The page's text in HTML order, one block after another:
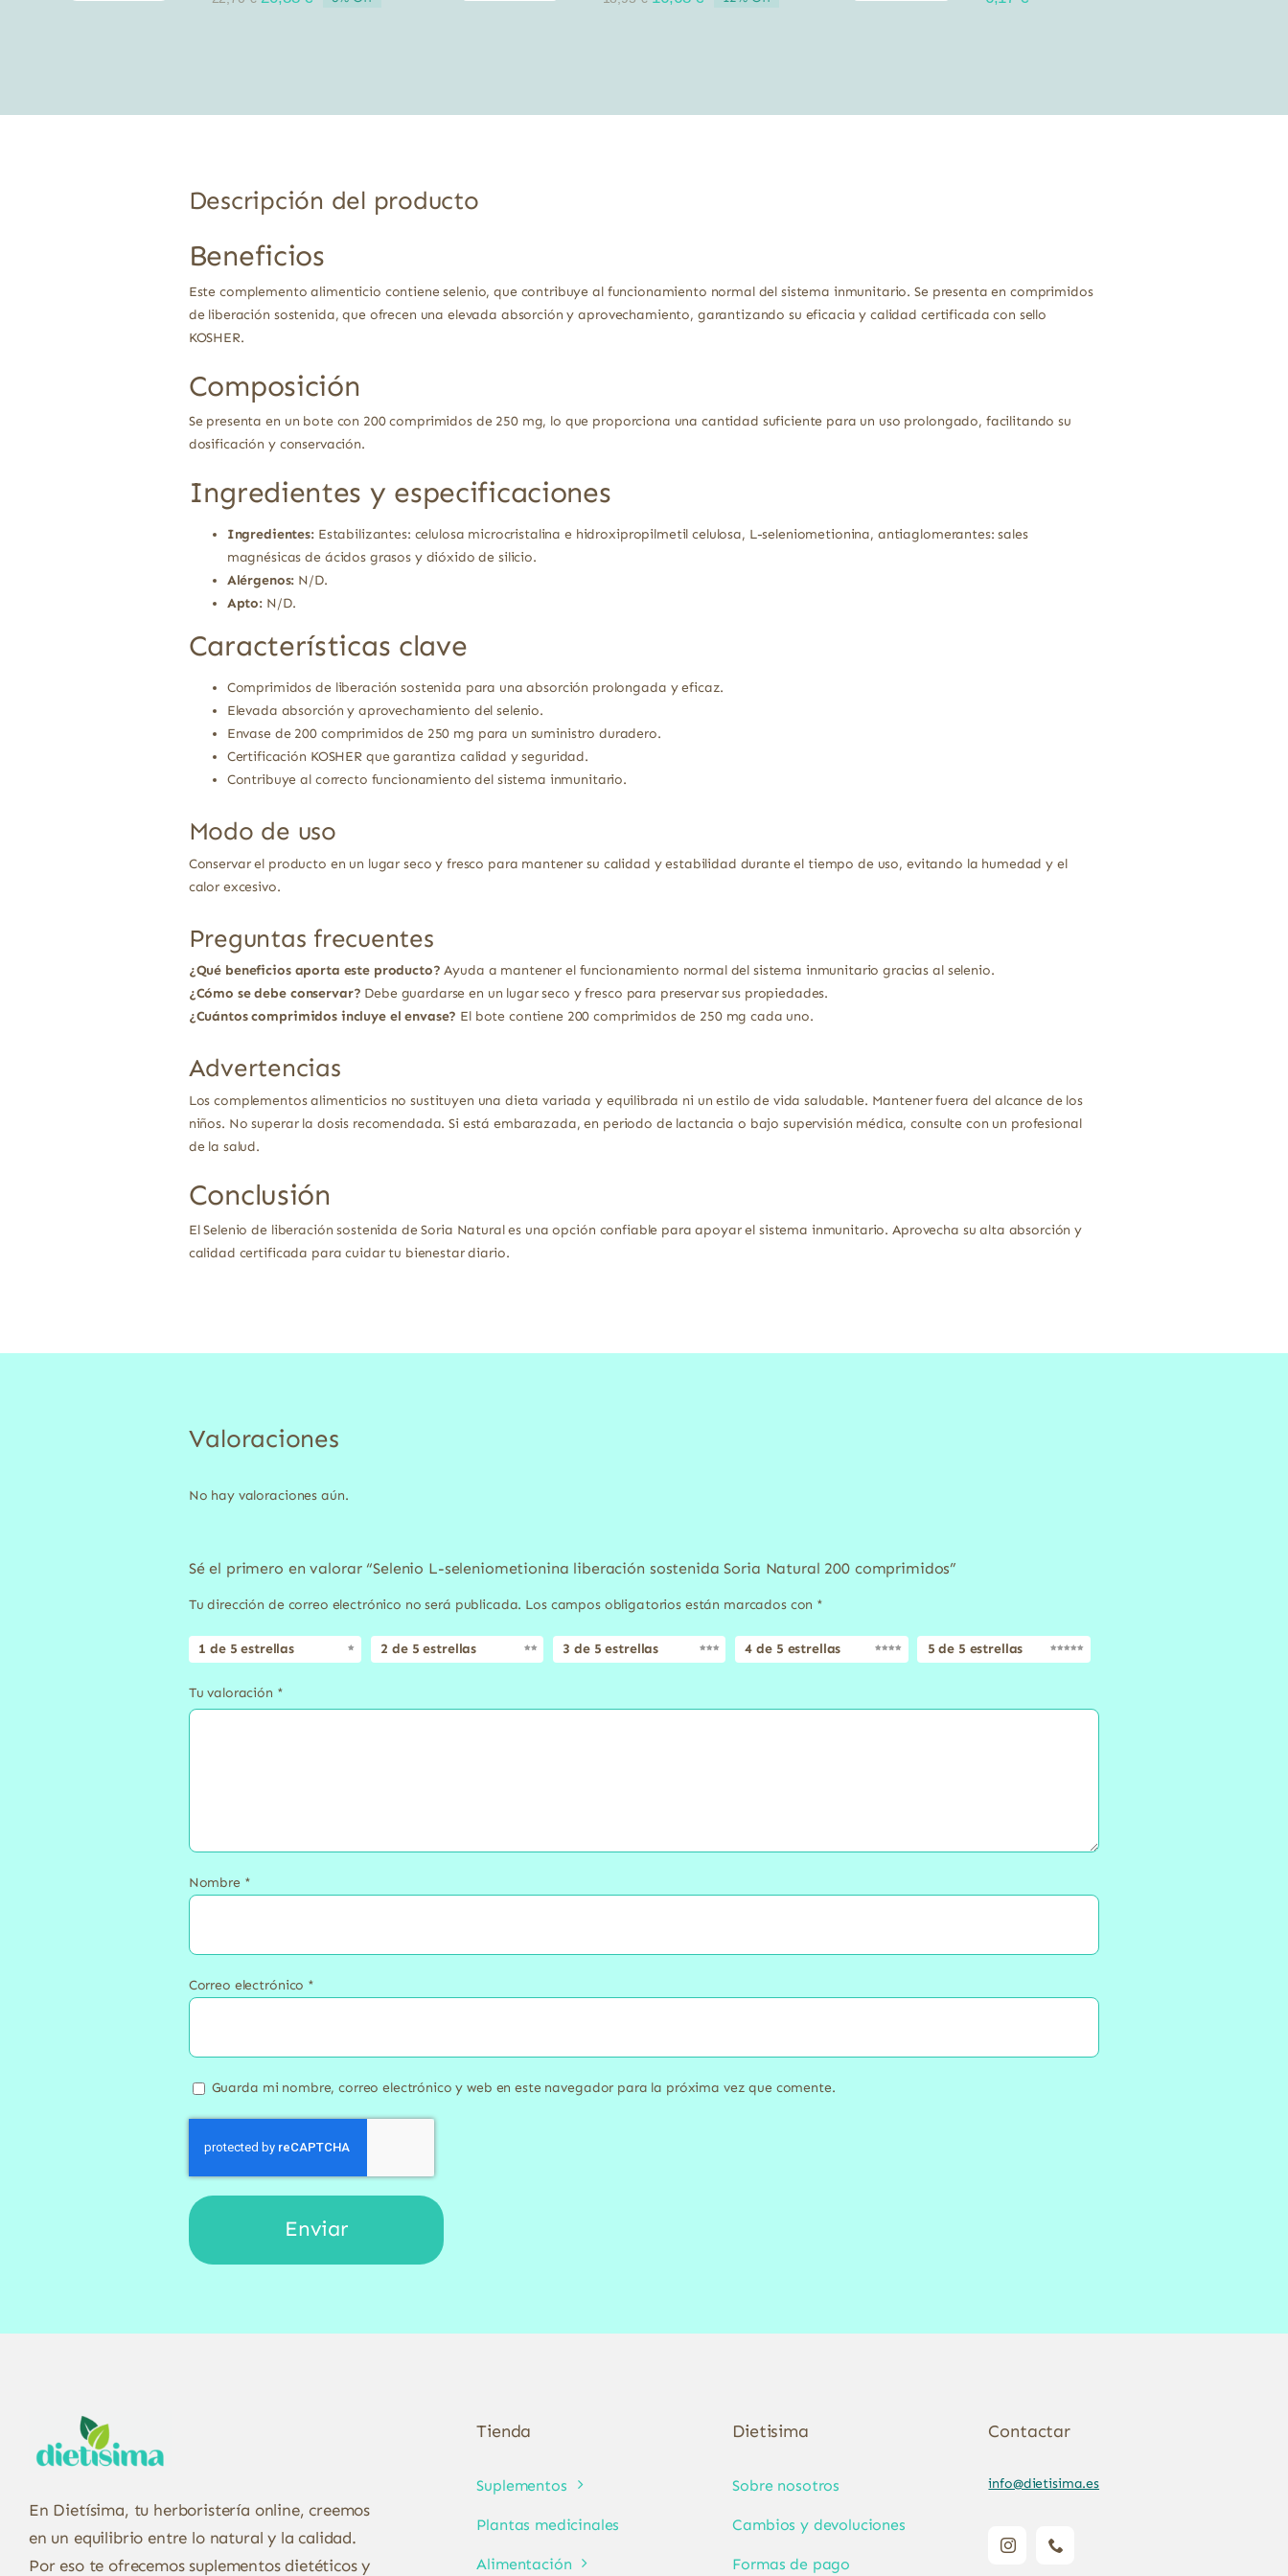
Descripción del producto
Beneficios
Este complemento alimenticio contiene selenio, que contribuye al funcionamiento normal del sistema inmunitario. Se presenta en comprimidos
de liberación sostenida, que ofrecen una elevada absorción y aprovechamiento, garantizando su eficacia y calidad certificada con sello
KOSHER.
Composición
Se presenta en un bote con 200 comprimidos de 250 mg, lo que proporciona una cantidad suficiente para un uso prolongado, facilitando su
dosificación y conservación.
Ingredientes y especificaciones
Ingredientes:Estabilizantes: celulosa microcristalina e hidroxipropilmetil celulosa, L-seleniometionina, antiaglomerantes: sales
magnésicas de ácidos grasos y dióxido de silicio.
Alérgenos: N/D.
Apto: N/D.
Características clave
Comprimidos de liberación sostenida para una absorción prolongada y eficaz.
Elevada absorción y aprovechamiento del selenio.
Envase de 200 comprimidos de 250 mg para un suministro duradero.
Certificación KOSHER que garantiza calidad y seguridad.
Contribuye al correcto funcionamiento del sistema inmunitario.
Modo de uso
Conservar el producto en un lugar seco y fresco para mantener su calidad y estabilidad durante el tiempo de uso, evitando la humedad y el
calor excesivo.
Preguntas frecuentes
¿Qué beneficios aporta este producto? Ayuda a mantener el funcionamiento normal del sistema inmunitario gracias al selenio.
¿Cómo se debe conservar? Debe guardarse en un lugar seco y fresco para preservar sus propiedades.
¿Cuántos comprimidos incluye el envase? El bote contiene 200 comprimidos de 250 mg cada uno.
Advertencias
Los complementos alimenticios no sustituyen una dieta variada y equilibrada ni un estilo de vida saludable. Mantener fuera del alcance de los
niños. No superar la dosis recomendada. Si está embarazada, en periodo de lactancia o bajo supervisión médica, consulte con un profesional
de la salud.
Conclusión
El Selenio de liberación sostenida de Soria Natural es una opción confiable para apoyar el sistema inmunitario. Aprovecha su alta absorción y
calidad certificada para cuidar tu bienestar diario.
Valoraciones
No hay valoraciones aún.
Sé el primero en valorar “Selenio L-seleniometionina liberación sostenida Soria Natural 200 comprimidos”
Tu dirección de correo electrónico no será publicada. Los campos obligatorios están marcados con *
1 de 5 estrellas 2 de 5 estrellas 3 de 5 estrellas 4 de 5 estrellas 5 de 5 estrellas
Tu valoración *
Nombre *
Correo electrónico *
Guarda mi nombre, correo electrónico y web en este navegador para la próxima vez que comente.
En Dietísima, tu herboristería online, creemos
en un equilibrio entre lo natural y la calidad.
Por eso te ofrecemos suplementos dietéticos y
Tienda
Suplementos
Plantas medicinales
Alimentación
Dietisima
Sobre nosotros
Cambios y devoluciones
Formas de pago
Contactar
info@dietisima.es